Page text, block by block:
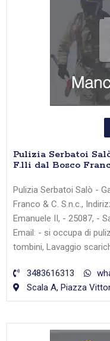
Pulizia Serbatoi
F.lli dal Bosco
Pulizia Serbatoi Salò -
Franco & C. S.n.c.,
Emanuele II, - 25087, -
Email: - si occupa di
tombini, Lavaggio
3483616313
Scala A, Piazza